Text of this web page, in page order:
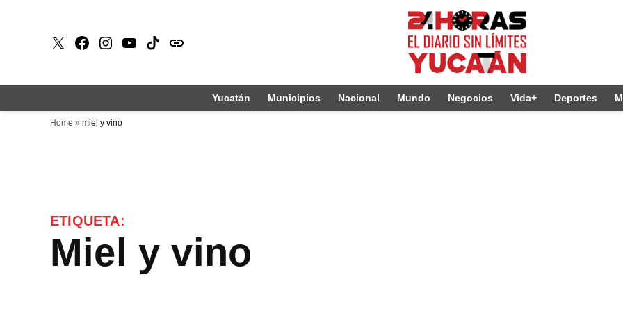
X Faceboook
Instagram
Youtube
Tiktokissuu
Yucatán Municipios Nacional Mundo Negocios Vida+ Deportes
Home » miel y vino
ETIQUETA:
miel y vino